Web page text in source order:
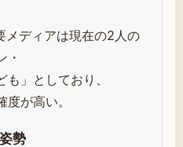
ディアは現在の2人の
・
」としており、
が高い。
勢